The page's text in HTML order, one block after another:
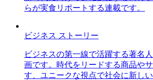
らが実食リポートする連載です。
ビジネス ストーリー
ビジネスの第一線で活躍する著名
画です。時代をリードする商品や
す、ユニークな視点で社会に新し